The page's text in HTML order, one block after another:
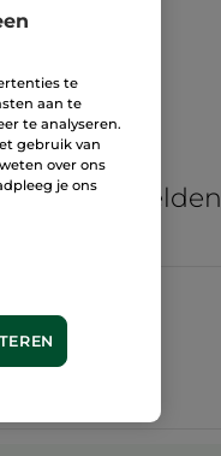
hectare
velden
te
aan te
te analyseren.
gebruik van
over ons
je ons